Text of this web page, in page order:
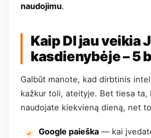
naudojimu.
Kaip DI jau veikia
kasdienybėje – 5
Galbūt manote, kad dirbtinis
kažkur toli, ateityje. Bet tiesa ta,
naudojate kiekvieną dieną, net
Google paieška — kai